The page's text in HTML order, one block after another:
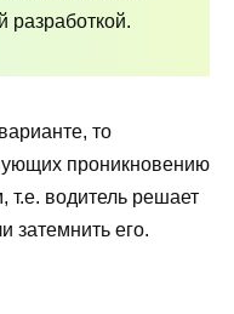
разработкой.
то
проникновению
т.е. водитель решает
затемнить его.